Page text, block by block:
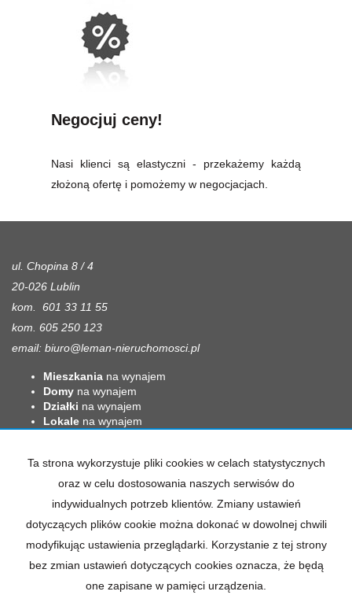
Negocjuj ceny!
Nasi klienci są elastyczni - przekażemy każdą
złożoną ofertę i pomożemy w negocjacjach.
ul. Chopina 8 / 4
20-026 Lublin
kom. 601 33 11 55
kom. 605 250 123
email: biuro@leman-nieruchomosci.pl
Mieszkania na wynajem
Domy na wynajem
Działki na wynajem
Lokale na wynajem
na sprzedaż
Działkina sprzedaż
Lokalena sprzedaż
Obiekty na sprzedaż
Ta strona wykorzystuje pliki cookies w celach statystycznych
oraz w celu dostosowania naszych serwisów do
indywidualnych potrzeb klientów. Zmiany ustawień
dotyczących plików cookie można dokonać w dowolnej chwili
modyfikując ustawienia przeglądarki. Korzystanie z tej strony
bez zmian ustawień dotyczących cookies oznacza, że będą
one zapisane w pamięci urządzenia.